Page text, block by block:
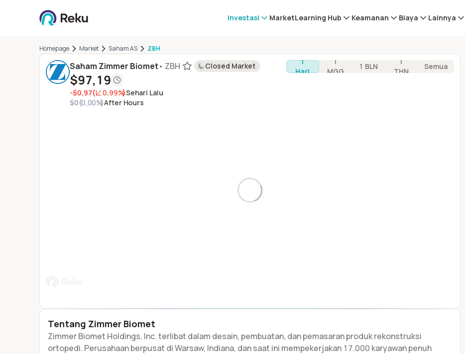
Investasi MarketLearning Hub Keamanan Biaya Lainnya
Homepage Market Saham AS ZBH
Saham Zimmer Biomet• ZBH Closed Market
$97,19
-$0,97( 0,99%)Sehari Lalu
$0(0,00%)After Hours
1
Hari
1
MGG
1 BLN
1
THN
Semua
Tentang Zimmer Biomet
Zimmer Biomet Holdings, Inc. terlibat dalam desain, pembuatan, dan pemasaran produk rekonstruksi
ortopedi. Perusahaan berpusat di Warsaw, Indiana, dan saat ini mempekerjakan 17.000 karyawan penuh